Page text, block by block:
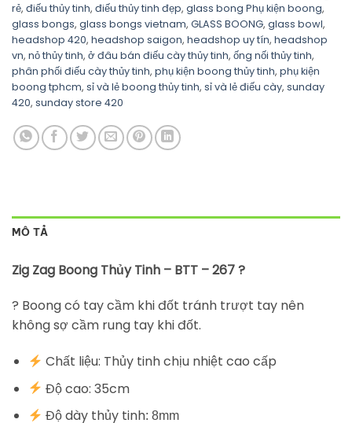
rẻ, điếu thủy tinh, điếu thủy tinh đẹp, glass bong Phụ kiện boong,
glass bongs, glass bongs vietnam, GLASS BOONG, glass bowl,
headshop 420, headshop saigon, headshop uy tín, headshop
vn, nỏ thủy tinh, ở đâu bán điếu cày thủy tinh, ống nối thủy tinh,
phân phối điếu cày thủy tinh, phụ kiện boong thủy tinh, phụ kiện
boong tphcm, sỉ và lẻ boong thủy tinh, sỉ và lẻ điếu cày, sunday
420, sunday store 420
MÔ TẢ
Zig Zag Boong Thủy Tinh – BTT – 267 ?
? Boong có tay cầm khi đốt tránh trượt tay nên
không sợ cầm rung tay khi đốt.
Chất liệu: Thủy tinh chịu nhiệt cao cấp
Độ cao: 35cm
Độ dày thủy tinh: 8mm